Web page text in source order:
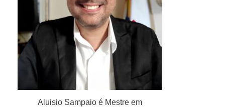
Aluisio Sampaio é Mestre em